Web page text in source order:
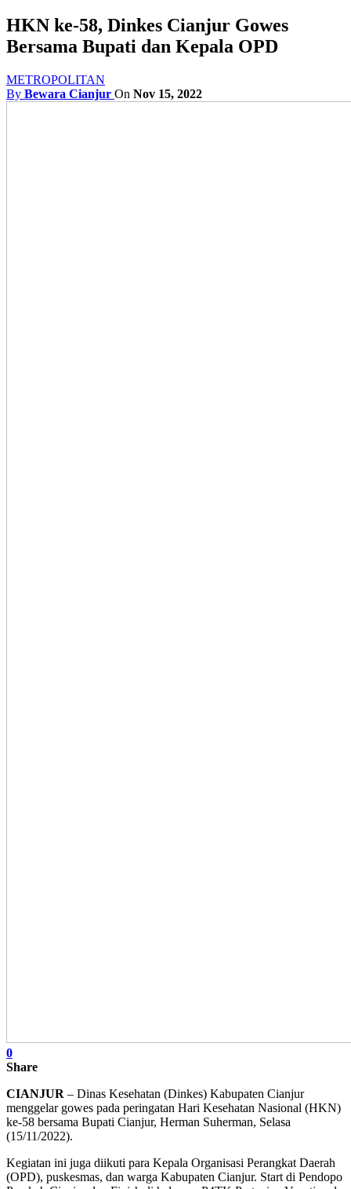
HKN ke-58, Dinkes Cianjur Gowes
Bersama Bupati dan Kepala OPD
METROPOLITAN
By Bewara Cianjur On Nov 15, 2022
0
Share
CIANJUR – Dinas Kesehatan (Dinkes) Kabupaten Cianjur
menggelar gowes pada peringatan Hari Kesehatan Nasional (HKN)
ke-58 bersama Bupati Cianjur, Herman Suherman, Selasa
(15/11/2022).
Kegiatan ini juga diikuti para Kepala Organisasi Perangkat Daerah
(OPD), puskesmas, dan warga Kabupaten Cianjur. Start di Pendopo